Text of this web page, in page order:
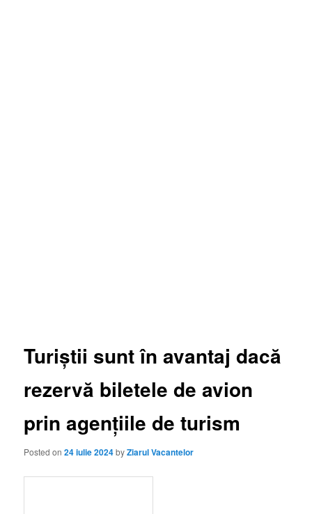
Turiștii sunt în avantaj dacă
rezervă biletele de avion
prin agențiile de turism
Posted on24 iulie 2024byZiarul Vacantelor